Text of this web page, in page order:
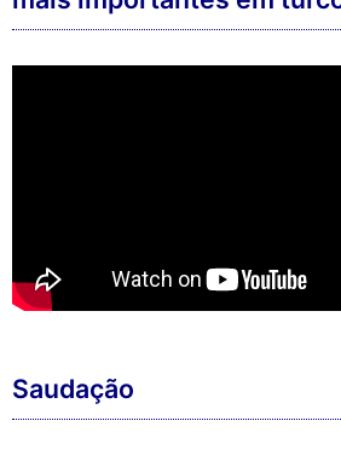
Saudação